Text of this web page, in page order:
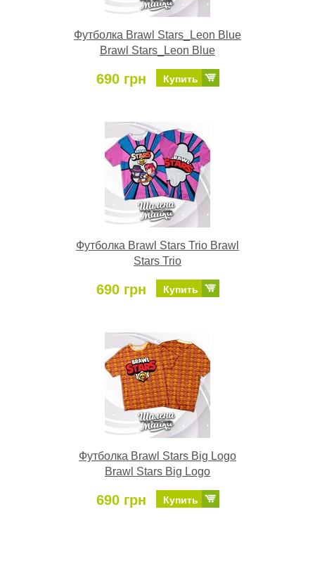
Футболка Brawl Stars_Leon Blue
Brawl Stars_Leon Blue
690 грн Купить
Футболка Brawl Stars Trio Brawl
Stars Trio
690 грн Купить
Футболка Brawl Stars Big Logo
Brawl Stars Big Logo
690 грн Купить